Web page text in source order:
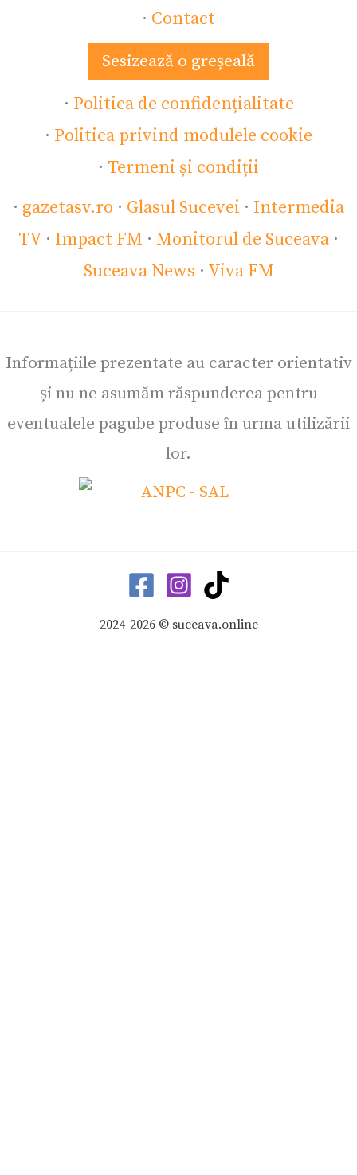
· Contact
Sesizează o greșeală
· Politica de confidențialitate
· Politica privind modulele cookie
· Termeni și condiții
· gazetasv.ro · Glasul Sucevei · Intermedia
TV · Impact FM · Monitorul de Suceava ·
Suceava News · Viva FM
Informațiile prezentate au caracter orientativ
și nu ne asumăm răspunderea pentru
eventualele pagube produse în urma utilizării
lor.
2024-2026 © suceava.online